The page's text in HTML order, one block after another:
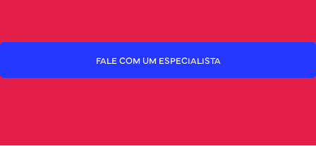
FALE COM UM ESPECIALISTA